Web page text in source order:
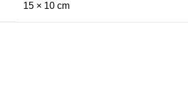
15 × 10 cm